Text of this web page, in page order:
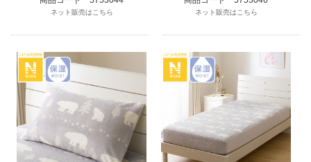
ネット販売はこちら ネット販売はこちら